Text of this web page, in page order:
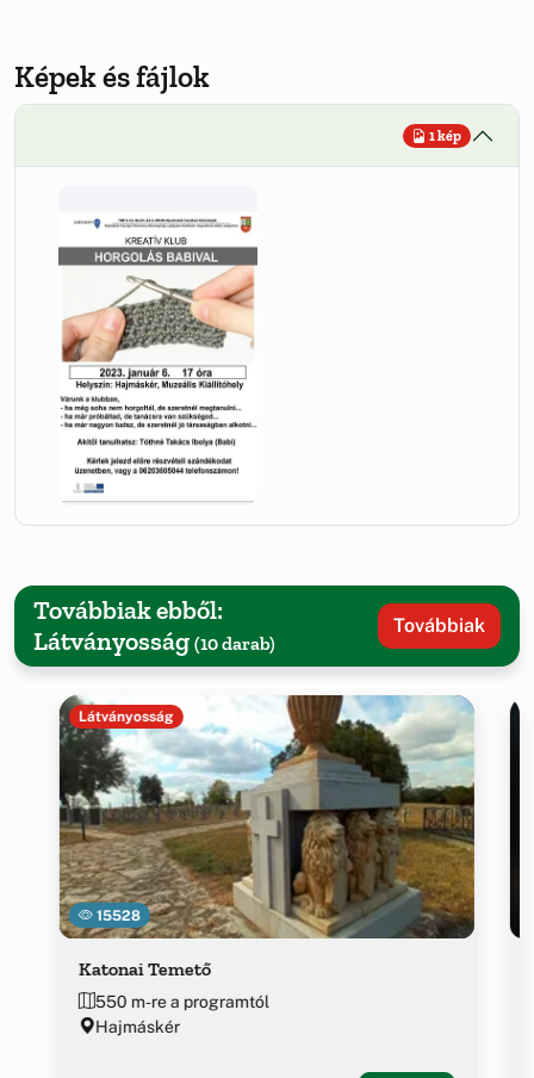
Képek és fájlok
1 kép
Továbbiak ebből:
Látványosság (10 darab)
Továbbiak
15528
Látványosság
Katonai Temető
550 m-re a programtól
Hajmáskér